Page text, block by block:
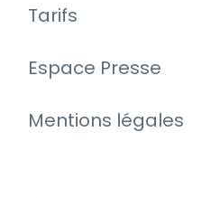
Tarifs
Espace Presse
Mentions légales